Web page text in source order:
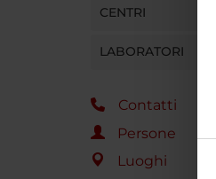
CENTRI
LABORATORI
Contatti
Persone
Luoghi